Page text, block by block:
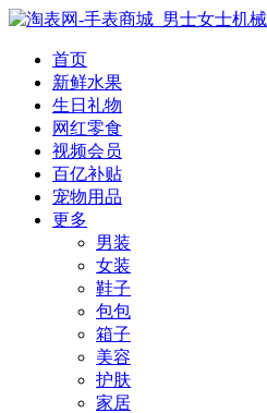
首页
新鲜水果
生日礼物
网红零食
视频会员
百亿补贴
宠物用品
更多
男装
女装
鞋子
包包
箱子
美容
护肤
家居